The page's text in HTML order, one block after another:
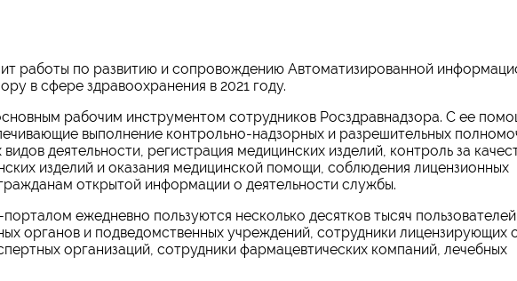
работы по развитию и сопровождению Автоматизированной
в сфере здравоохранения в 2021 году.
рабочим инструментом сотрудников Росздравнадзора. С ее
выполнение контрольно-надзорных и разрешительных
деятельности, регистрация медицинских изделий, контроль за
изделий и оказания медицинской помощи, соблюдения лицензионных
открытой информации о деятельности службы.
ежедневно пользуются несколько десятков тысяч пользователей:
органов и подведомственных учреждений, сотрудники лицензирующих
организаций, сотрудники фармацевтических компаний, лечебных